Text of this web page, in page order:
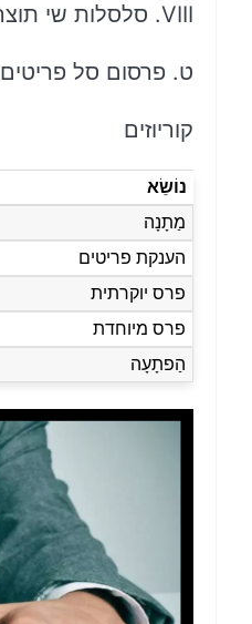
VIII. סלסלות שי תוצרת בית
ט. פרסום סל פריטים
קוריוזים
נוֹשֵׂא
מַתָנָה
הענקת פריטים
פרס יוקרתית
פרס מיוחדת
הַפתָעָה